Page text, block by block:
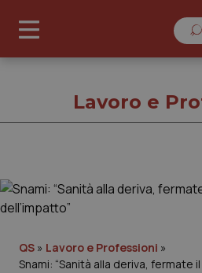
Governo e Parlamento
Lavoro e
QS » Lavoro e Professioni »
Snami: “Sanità alla deriva, fermate